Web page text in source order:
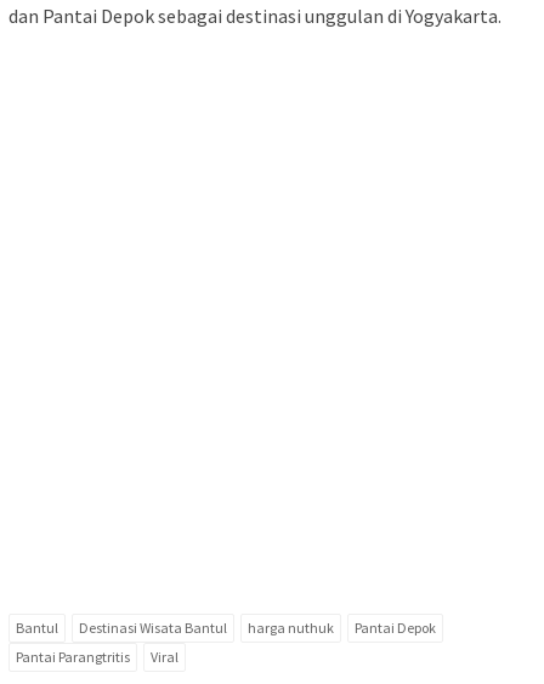
dan Pantai Depok sebagai destinasi unggulan di Yogyakarta.
Bantul Destinasi Wisata Bantul harga nuthuk
Pantai Depok
Pantai Parangtritis
Viral